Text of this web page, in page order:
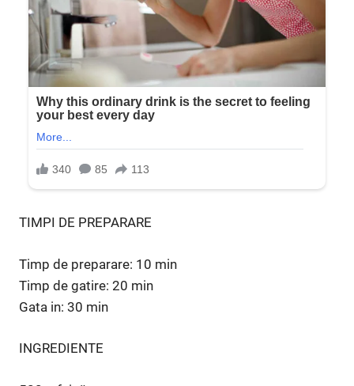
TIMPI DE PREPARARE
Timp de preparare: 10 min
Timp de gatire: 20 min
Gata in: 30 min
INGREDIENTE